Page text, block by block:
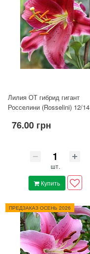
Лилия ОТ гибрид гигант
Росселини (Rosselini) 12/14
76.00 грн
шт.
Купить
ПРЕДЗАКАЗ ОСЕНЬ 2026